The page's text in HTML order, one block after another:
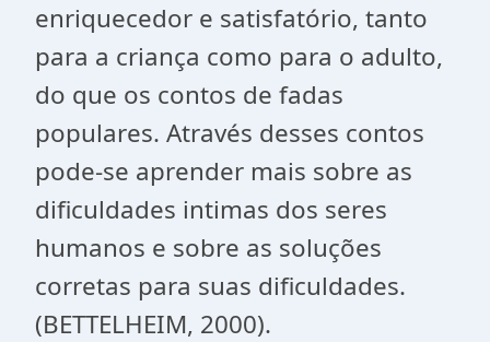
enriquecedor e satisfatório, tanto
para a criança como para o adulto,
do que os contos de fadas
populares. Através desses contos
pode-se aprender mais sobre as
dificuldades intimas dos seres
humanos e sobre as soluções
corretas para suas dificuldades.
(BETTELHEIM, 2000).